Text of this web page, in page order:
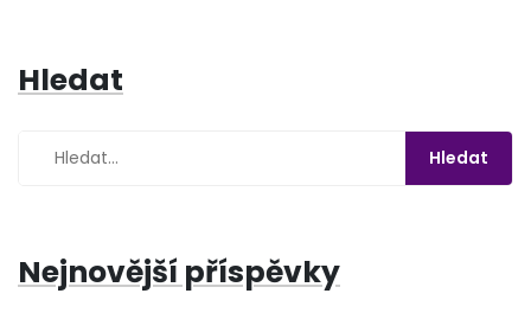
Hledat
Nejnovější příspěvky